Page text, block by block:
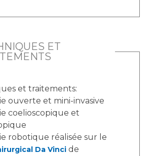
ET
et traitements:
ouverte et mini-invasive
coelioscopique et
robotique réalisée sur le
Da Vinci de